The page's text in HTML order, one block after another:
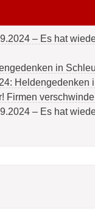
– Es hat
in
Heldengedenken
Firmen
– Es hat